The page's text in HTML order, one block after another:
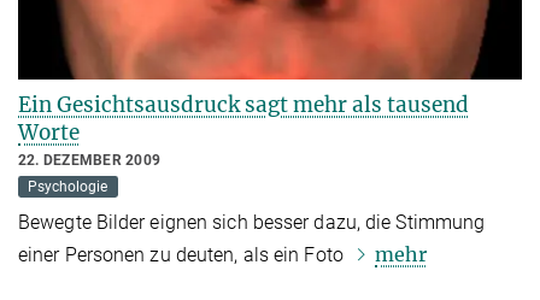
Ein Gesichtsausdruck sagt mehr als tausend
Worte
22. DEZEMBER 2009
Psychologie
Bewegte Bilder eignen sich besser dazu, die Stimmung
einer Personen zu deuten, als ein Foto
mehr